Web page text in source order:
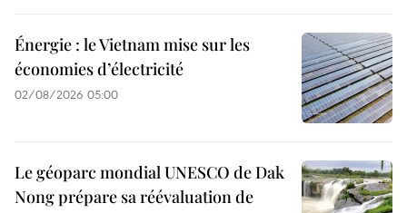
Énergie : le Vietnam mise sur les
économies d’électricité
02/08/2026 05:00
Le géoparc mondial UNESCO de Dak
Nong prépare sa réévaluation de